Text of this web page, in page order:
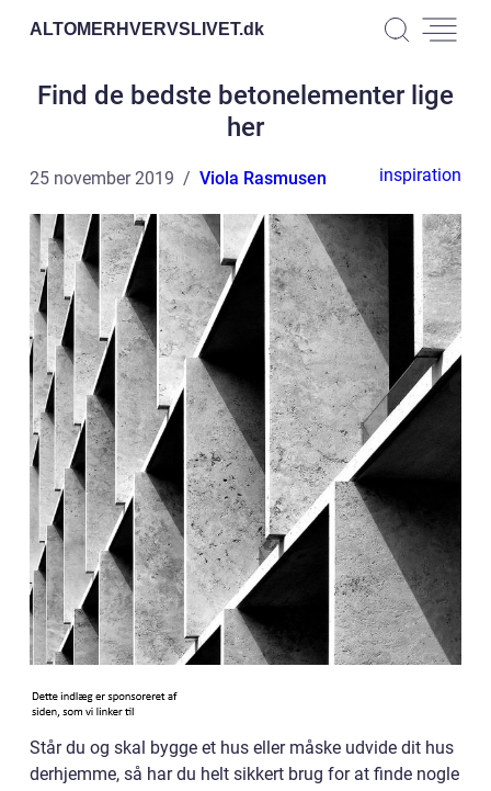
ALTOMERHVERVSLIVET.dk
Find de bedste betonelementer lige
her
25 november 2019 Viola Rasmusen inspiration
Står du og skal bygge et hus eller måske udvide dit hus
derhjemme, så har du helt sikkert brug for at finde nogle